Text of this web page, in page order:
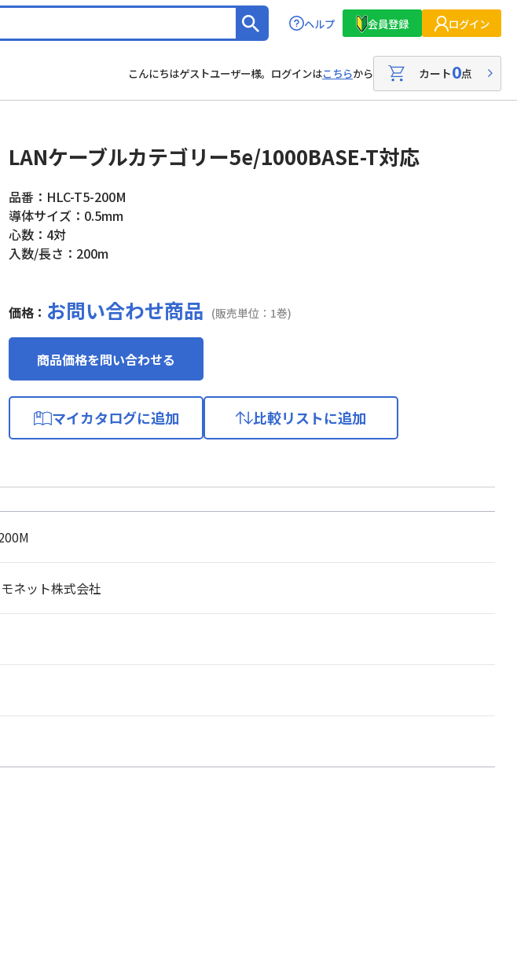
ヘルプ 会員登録 ログイン
こんにちはゲストユーザー様。ログインはこちらから カート0点
LANケーブルカテゴリー5e/1000BASE-T対応
品番：HLC-T5-200M
導体サイズ：0.5mm
心数：4対
入数/長さ：200m
価格： お問い合わせ商品 (販売単位：1巻)
商品価格を問い合わせる
マイカタログに追加 比較リストに追加
ネット株式会社